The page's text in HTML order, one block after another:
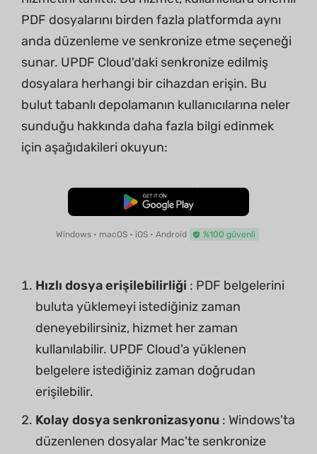
PDF dosyalarını birden fazla platformda aynı
anda düzenleme ve senkronize etme seçeneği
sunar. UPDF Cloud'daki senkronize edilmiş
dosyalara herhangi bir cihazdan erişin. Bu
bulut tabanlı depolamanın kullanıcılarına neler
sunduğu hakkında daha fazla bilgi edinmek
için aşağıdakileri okuyun:
Ücretsiz İndirme
Windows • macOS • iOS • Android %100 güvenli
Hızlı dosya erişilebilirliği : PDF belgelerini
buluta yüklemeyi istediğiniz zaman
deneyebilirsiniz, hizmet her zaman
kullanılabilir. UPDF Cloud'a yüklenen
belgelere istediğiniz zaman doğrudan
erişilebilir.
Kolay dosya senkronizasyonu : Windows'ta
düzenlenen dosyalar Mac'te senkronize